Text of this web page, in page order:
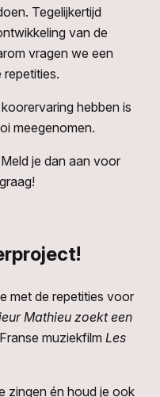
Tegelijkertijd
van de
vragen we een
repetities.
hebben is
meegenomen.
je dan aan voor
met de repetities voor
Mathieu zoekt een
muziekfilm Les
zingen én houd je ook